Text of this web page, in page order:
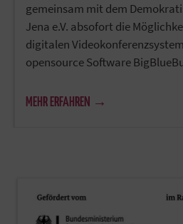
gemeinsam mit dem
Jena e.V. absofort die
digitalen
opensource Software
MEHR ERFAHREN →